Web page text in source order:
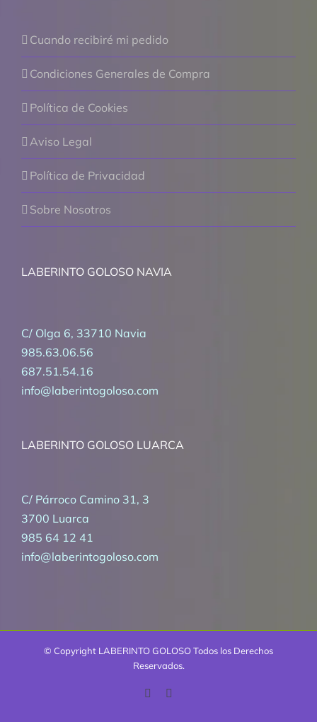
Cuando recibiré mi pedido
Condiciones Generales de Compra
Política de Cookies
Aviso Legal
Política de Privacidad
Sobre Nosotros
LABERINTO GOLOSO NAVIA
C/ Olga 6, 33710 Navia
985.63.06.56
687.51.54.16
info@laberintogoloso.com
LABERINTO GOLOSO LUARCA
C/ Párroco Camino 31, 3
3700 Luarca
985 64 12 41
info@laberintogoloso.com
© Copyright LABERINTO GOLOSO Todos los Derechos
Reservados.
Facebook